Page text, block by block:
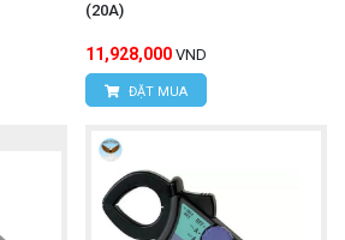
(20A)
11,928,000 VND
ĐẶT MUA